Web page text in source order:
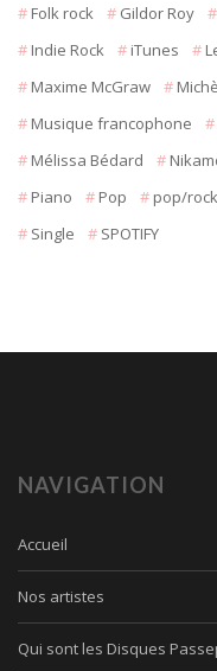
Folk rock
Gildor Roy
Indie Rock
iTunes
Maxime McGraw
Musique francophone
Mélissa Bédard
Piano
Pop pop/rock
Single
SPOTIFY
NAVIGATION
Accueil
Nos artistes
Qui sont les Disques